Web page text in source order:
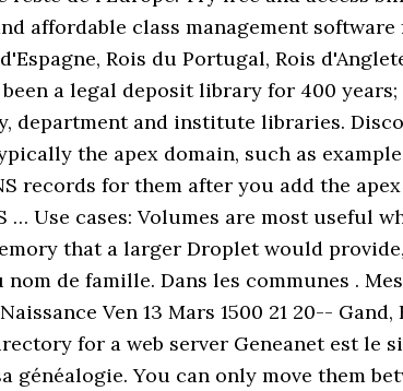
affordable class management
Rois du Portugal, Rois
a legal deposit library for 400
and institute libraries.
the apex domain, such as
records for them after you add the
Use cases: Volumes are most useful
that a larger Droplet would provide,
de famille. Dans les communes .
Ven 13 Mars 1500 21 20--
for a web server Geneanet est le
You can only move them